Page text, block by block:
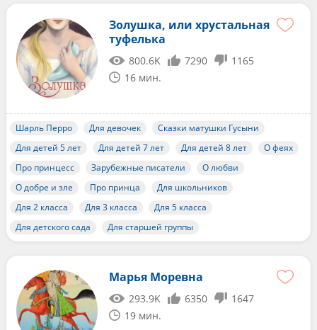
Золушка, или хрустальная
туфелька
800.6K 7290
1165
16 мин.
Шарль Перро Для девочек
Сказки матушки Гусыни
Для детей 5 лет
Для детей 7 лет Для детей 8 лет
О феях
Про принцесс
Зарубежные писатели
О любви
О добре и зле
Про принца
Для школьников
Для 2 класса
Для 3 класса
Для 5 класса
Для детского сада
Для старшей группы
Марья Моревна
293.9K 6350
1647
19 мин.